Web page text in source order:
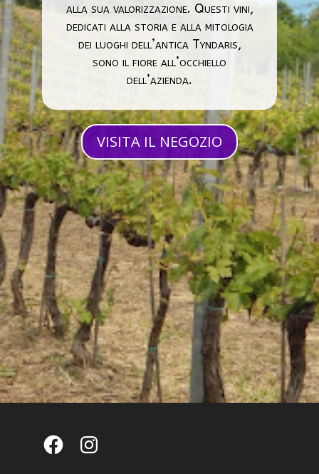
alla sua valorizzazione. Questi vini,
dedicati alla storia e alla mitologia
dei luoghi dell’antica Tyndaris,
sono il fiore all’occhiello
dell’azienda.
VISITA IL NEGOZIO
FacebookInstagram